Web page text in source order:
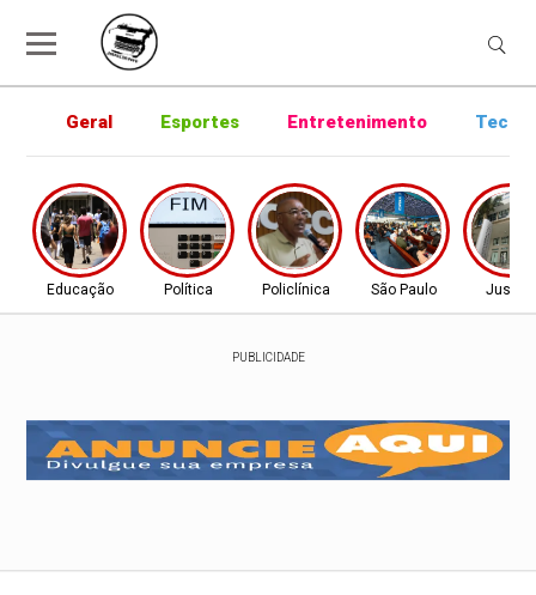
Geral Esportes Entretenimento
Educação Política Policlínica São Paulo Justiça
PUBLICIDADE